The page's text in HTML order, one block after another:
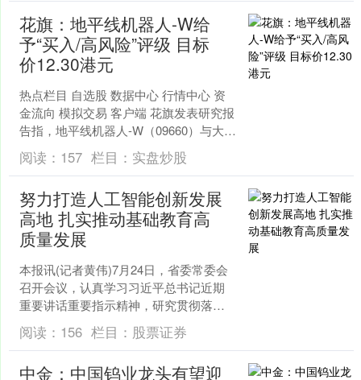
花旗：地平线机器人-W给
予“买入/高风险”评级 目标
价12.30港元
热点栏目 自选股 数据中心 行情中心 资
金流向 模拟交易 客户端 花旗发表研究报
告指，地平线机器人-W（09660）与大众
汽车透过酷睿程（CARIZON）深化战....
阅读： 157 栏目： 实盘炒股
努力打造人工智能创新发展
高地 扎实推动基础教育高
质量发展
本报讯(记者黄伟)7月24日，省委常委会
召开会议，认真学习习近平总书记近期
重要讲话重要指示精神，研究贯彻落实
举措。省委书记信长星主持会议并讲
话。 场内股票配资 ....
阅读： 156 栏目： 股票证券
中金：中国钨业龙头有望迎